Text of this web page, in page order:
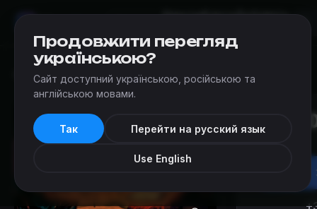
КвестыКартаДобавить
Квесты › Questoria (Одесса) › Спиритический сеанс
от 5
Продовжити перегляд
українською?
Сайт доступний українською, російською та
англійською мовами.
Так Перейти на русский язык
Use English